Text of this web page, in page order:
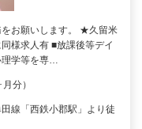
お願いします。 ★久留米
様求人有 ■放課後等デイ
理学等を専…
分）
線「西鉄小郡駅」より徒